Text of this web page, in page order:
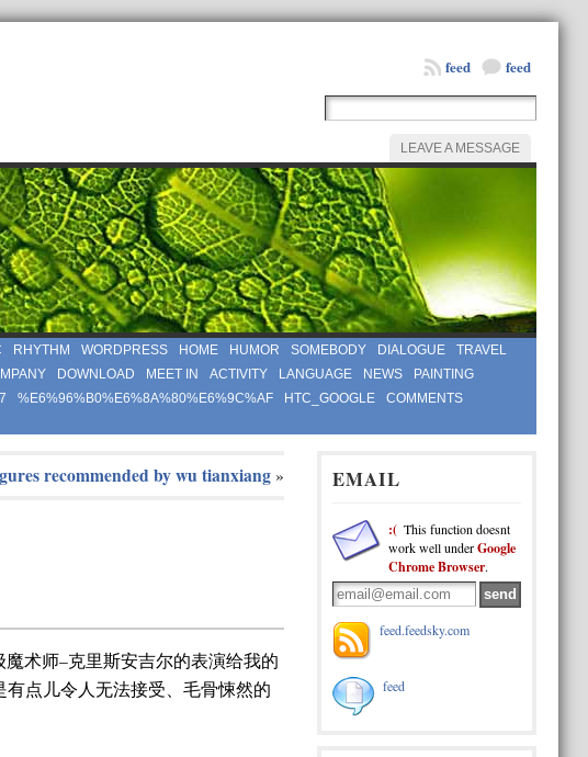
feed
feed
LEAVE A MESSAGE
RHYTHM WORDPRESS HOME HUMOR SOMEBODY DIALOGUE
TRAVEL
DOWNLOAD MEET IN ACTIVITY LANGUAGE NEWS
PAINTING
%E6%96%B0%E6%8A%80%E6%9C%AF HTC_GOOGLE
COMMENTS
recommended by wu tianxiang»
术师–克里斯安吉尔的表演给我的
点儿令人无法接受、毛骨悚然的
EMAIL
:( This function doesnt
work well underGoogle
Chrome Browser.
feed.feedsky.com
feed